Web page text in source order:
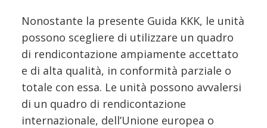
Nonostante la presente Guida KKK, le unità
possono scegliere di utilizzare un quadro
di rendicontazione ampiamente accettato
e di alta qualità, in conformità parziale o
totale con essa. Le unità possono avvalersi
di un quadro di rendicontazione
internazionale, dell’Unione europea o